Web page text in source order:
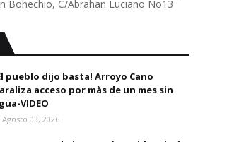
Bohechio, C/Abrahan Luciano No13
pueblo dijo basta! Arroyo Cano
acceso por màs de un mes sin
VIDEO
Agosto 03, 2026